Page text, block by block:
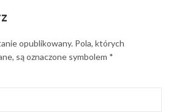
opublikowany. Pola, których
są oznaczone symbolem *